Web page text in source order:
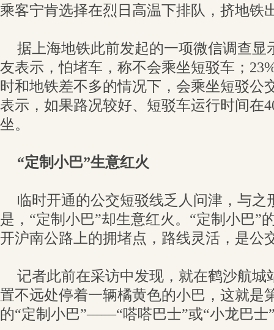
乘客宁肯选择在烈日高温下排队，挤地铁
据上海地铁此前发起的一项微信调查显
友表示，怕堵车，称不会乘坐短驳车；
时和地铁差不多的情况下，会乘坐短驳公
表示，如果路况较好、短驳车运行时间在
坐。
“定制小巴”生意红火
临时开通的公交短驳线乏人问津，与之
是，“定制小巴”却生意红火。“定制小巴”
开沪南公路上的拥堵点，路线灵活，是公
记者此前在采访中发现，就在鹤沙航城
置不远处停着一辆橘黄色的小巴，这就是
的“定制小巴”——“嗒嗒巴士”或“小龙巴士